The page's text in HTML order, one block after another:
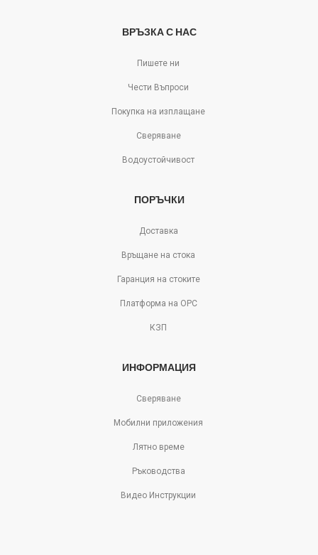
ВРЪЗКА С НАС
Пишете ни
Чести Въпроси
Покупка на изплащане
Сверяване
Водоустойчивост
ПОРЪЧКИ
Доставка
Връщане на стока
Гаранция на стоките
Платформа на ОРС
КЗП
ИНФОРМАЦИЯ
Сверяване
Мобилни приложения
Лятно време
Ръководства
Видео Инструкции